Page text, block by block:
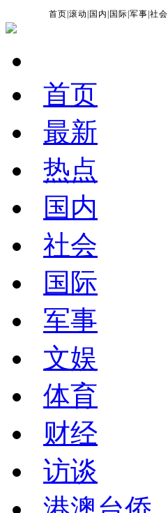
首页 |滚动 国内 国际 |军事 |社会
首页
最新
热点
国内
社会
国际
军事
文娱
体育
财经
访谈